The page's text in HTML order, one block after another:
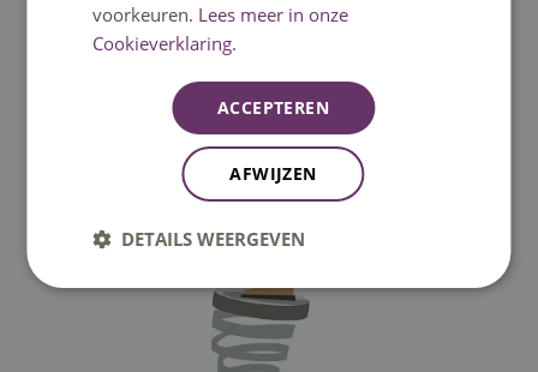
voorkeuren. Lees meer in onze
Cookieverklaring.
ACCEPTEREN
AFWIJZEN
DETAILS WEERGEVEN